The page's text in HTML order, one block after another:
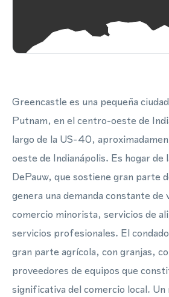
Greencastle es una pequeña
Putnam, en el centro-oeste de
largo de la US-40,
oeste de Indianápolis. Es hogar de
DePauw, que sostiene gran parte
genera una demanda constante
comercio minorista, servicios de
servicios profesionales. El
gran parte agrícola, con granjas,
proveedores de equipos que
significativa del comercio local. Un